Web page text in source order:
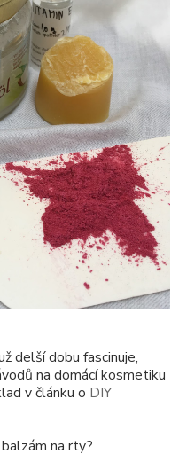
delší dobu fascinuje,
na domácí kosmetiku
v článku o DIY
na rty?